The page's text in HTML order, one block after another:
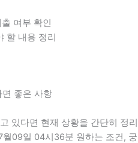
여부 확인
할 내용 정리
좋은 사항
있다면 현재 상황을 간단히 정리
09일 04시36분 원하는 조건, 궁